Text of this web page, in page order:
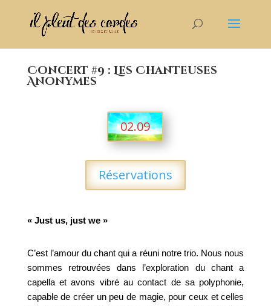
Concert #9 : Les Chanteuses
Anonymes
02.09
Réservations
« Just us, just we »
C’est l’amour du chant qui a réuni notre trio. Nous nous
sommes retrouvées dans l’exploration du chant a
capella et avons vibré au contact de sa polyphonie,
capable de créer un peu de magie, pour ceux et celles